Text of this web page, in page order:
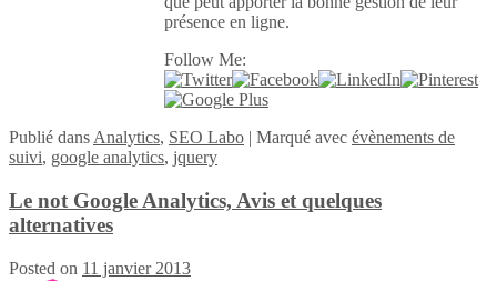
présence en ligne.
Follow Me:
Publié dans Analytics, SEO Labo | Marqué avec évènements de
suivi, google analytics, jquery
Le not Google Analytics, Avis et quelques
alternatives
Posted on 11 janvier 2013